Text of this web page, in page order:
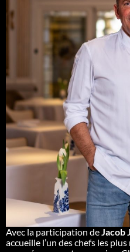
Avec la participation deJacob
accueille l’un des chefs les